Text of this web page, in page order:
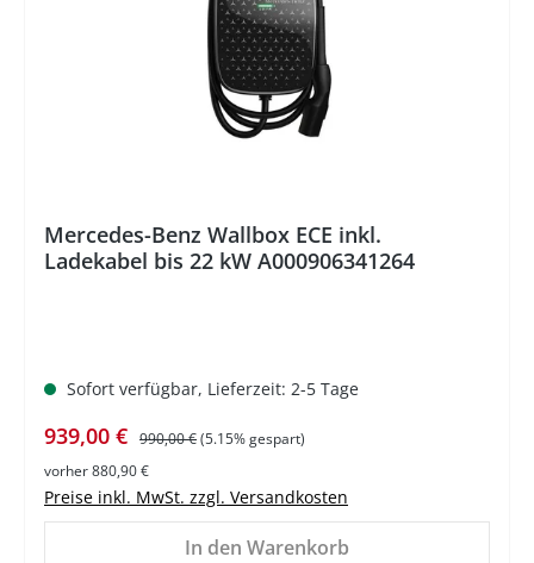
Mercedes-Benz Wallbox ECE inkl.
Ladekabel bis 22 kW A000906341264
Sofort verfügbar, Lieferzeit: 2-5 Tage
Verkaufspreis:
939,00 € Regulärer Preis:
990,00 €(5.15% gespart)
vorher 880,90 €
Preise inkl. MwSt. zzgl. Versandkosten
In den Warenkorb